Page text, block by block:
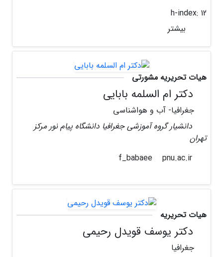
h-index: 12
بیشتر
هیات تحریریه مشورتی
دکتر ام السلمه بابایی
جغرافیا- آب و هواشناسی
دانشیار گروه آموزشی جغرافیا دانشگاه پیام نور مرکز
تهران
pnu.ac.ir
هیات تحریریه
دکتر یوسف قویدل رحیمی
جغرافیا